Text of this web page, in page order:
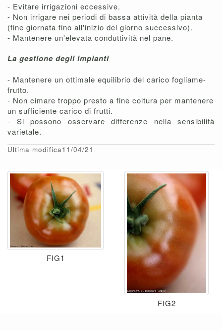
- Evitare irrigazioni eccessive.
- Non irrigare nei periodi di bassa attività della pianta
(fine giornata fino all'inizio del giorno successivo).
- Mantenere un'elevata conduttività nel pane.
La gestione degli impianti
- Mantenere un ottimale equilibrio del carico fogliame-
frutto.
- Non cimare troppo presto a fine coltura per mantenere
un sufficiente carico di frutti.
- Si possono osservare differenze nella sensibilità
varietale.
Ultima modifica11/04/21
FIG1
FIG2